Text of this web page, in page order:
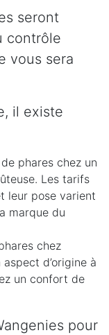
seront
contrôle
vous sera
il existe
phares chez un
Les tarifs
leur pose varient
marque du
chez
d’origine à
un confort de
pour